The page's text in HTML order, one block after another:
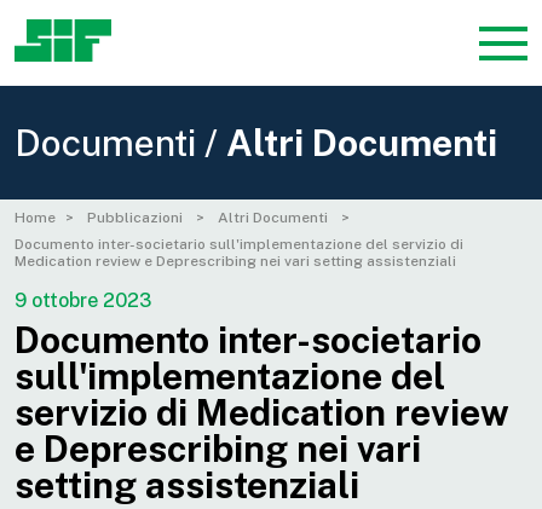
Documenti / Altri Documenti
Home Pubblicazioni
Altri Documenti
Documento inter-societario sull'implementazione del servizio di
Medication review e Deprescribing nei vari setting assistenziali
9 ottobre 2023
Documento inter-societario
sull'implementazione del
servizio di Medication review
e Deprescribing nei vari
setting assistenziali